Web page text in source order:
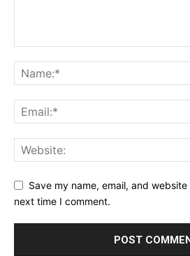
Save my name, email, and
next time I comment.